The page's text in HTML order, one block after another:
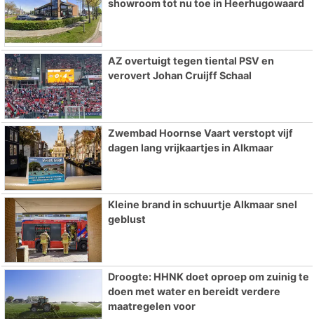
showroom tot nu toe in Heerhugowaard
AZ overtuigt tegen tiental PSV en
verovert Johan Cruijff Schaal
Zwembad Hoornse Vaart verstopt vijf
dagen lang vrijkaartjes in Alkmaar
Kleine brand in schuurtje Alkmaar snel
geblust
Droogte: HHNK doet oproep om zuinig te
doen met water en bereidt verdere
maatregelen voor